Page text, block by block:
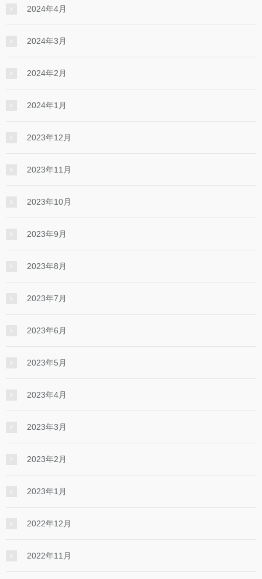
2024年4月
2024年3月
2024年2月
2024年1月
2023年12月
2023年11月
2023年10月
2023年9月
2023年8月
2023年7月
2023年6月
2023年5月
2023年4月
2023年3月
2023年2月
2023年1月
2022年12月
2022年11月